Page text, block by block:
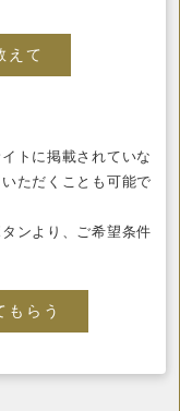
えて
トに掲載されていな
ただくことも可能で
ンより、ご希望条件
もらう